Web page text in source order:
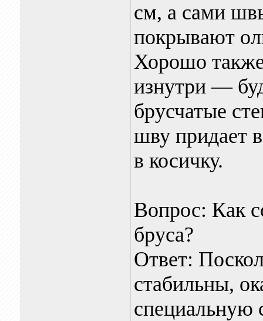
см, а сами
покрывают
Хорошо
изнутри —
брусчатые
шву придает
в косичку.
Вопрос: Как
бруса?
Ответ:
стабильны,
специальную